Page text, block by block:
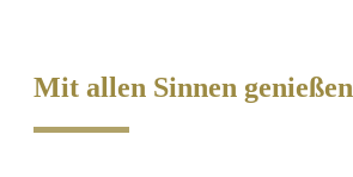
Mit allen Sinnen genießen